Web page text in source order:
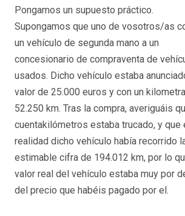
Pongamos un supuesto práctico.
Supongamos que uno de vosotros/as
un vehículo de segunda mano a un
concesionario de compraventa de
usados. Dicho vehículo estaba
valor de 25.000 euros y con un
52.250 km. Tras la compra, averiguáis
cuentakilómetros estaba trucado, y que
realidad dicho vehículo había recorrido
estimable cifra de 194.012 km, por lo
valor real del vehículo estaba muy por
del precio que habéis pagado por el.